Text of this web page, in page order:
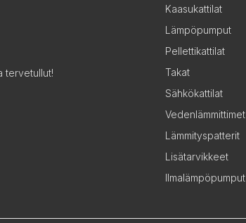
tervetullut!
Kaasukattilat
Lämpöpumput
Pellettikattilat
Takat
Sähkökattilat
Vedenlämmittimet
Lämmityspatterit
Lisätarvikkeet
Ilmalämpöpumput